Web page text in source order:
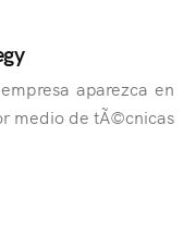
aparezca en
medio de tÃ©cnicas